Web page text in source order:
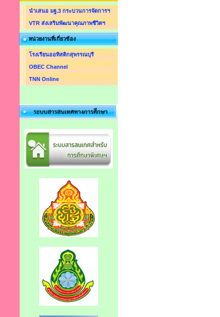
นำเสนอ มฐ.3 กระบวนการจัดการฯ
VTR ส่งเสริมพัฒนาคุณภาพชีวิตฯ
หน่วยงานที่เกี่ยวข้อง
โรงเรียนออทิสติกสุพรรณบุรี
OBEC Channel
TNN Online